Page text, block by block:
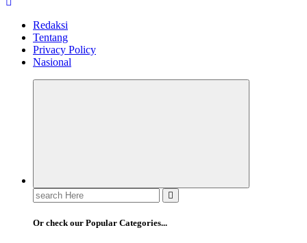
Redaksi
Tentang
Privacy Policy
Nasional
Search
for:
Or check our Popular Categories...